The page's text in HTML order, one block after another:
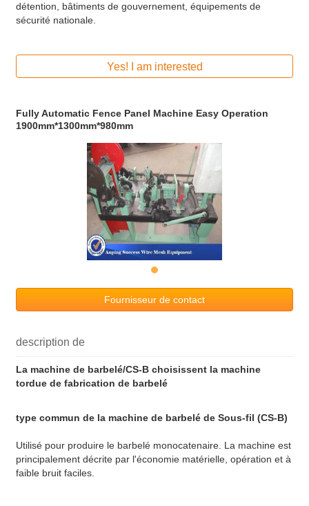
détention, bâtiments de gouvernement, équipements de
sécurité nationale.
Yes! I am interested
Fully Automatic Fence Panel Machine Easy Operation
1900mm*1300mm*980mm
Fournisseur de contact
description de
La machine de barbelé/CS-B choisissent la machine
tordue de fabrication de barbelé
type commun de la machine de barbelé de Sous-fil (CS-B)
Utilisé pour produire le barbelé monocatenaire. La machine est
principalement décrite par l'économie matérielle, opération et à
faible bruit faciles.